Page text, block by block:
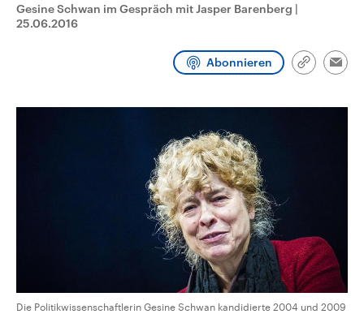
Gesine Schwan im Gespräch mit Jasper Barenberg |
25.06.2016
Abonnieren
Link
Die Politikwissenschaftlerin Gesine Schwan kandidierte 2004 und 2009